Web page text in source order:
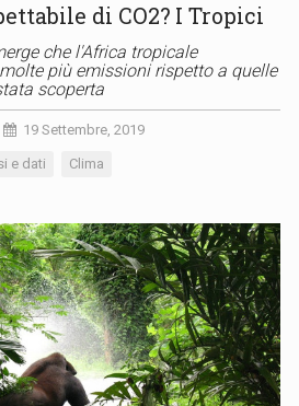
di CO2? I Tropici
che l'Africa tropicale
più emissioni rispetto a quelle
scoperta
19 Settembre, 2019
e dati Clima